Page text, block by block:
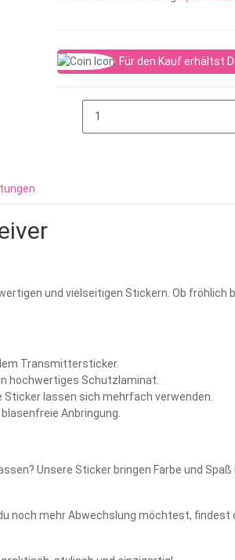
Für den Kauf erhältst
und vielseitigen Stickern. Ob
Transmittersticker.
hochwertiges Schutzlaminat.
lassen sich mehrfach verwenden.
Anbringung.
Unsere Sticker bringen Farbe und
noch mehr Abwechslung möchtest, findest